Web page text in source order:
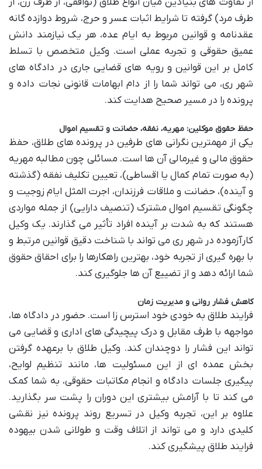
طرف مرد) گرفته تا شرایط اثبات عسر و حرج، شروط دوازده گانه
عقدنامه و قوانین مربوط به ایام عده، هر یک نیازمند دانش
عمیق حقوقی و تجربه عملی است. وکیل متخصص با تسلط
کامل بر این قوانین و رویه های قضایی جاری در دادگاه های
شهر ری، می تواند شما را از دام ابهامات قانونی نجات داده و
پرونده را در مسیر صحیح هدایت کند.
حفظ حقوق موکلین: مهریه، نفقه، حضانت و تقسیم اموال
یکی از مهمترین نگرانی های طرفین در پرونده های طلاق، حفظ
حقوق مالی و غیرمالی آن ها است. مسائلی چون مطالبه مهریه
(به صورت تمام کمال یا اقساطی)، تعیین تکلیف نفقه (گذشته
و آینده)، حضانت و ملاقات فرزندان، اجرت المثل ایام زوجیت و
چگونگی تقسیم اموال مشترک (تنصیف دارایی) از جمله مواردی
هستند که به شدت بر آینده افراد تأثیر می گذارند. یک وکیل
کارآزموده در شهر ری می تواند با شناخت دقیق قوانین مرتبط و
با بهره گیری از تجربه خود، بهترین راهکارها را برای احقاق حقوق
شما ارائه دهد و از تضییع آن ها جلوگیری کند.
کاهش فشار روانی و مدیریت زمان
فرایند طلاق به خودی خود استرس زا است. حضور در دادگاه ها،
مواجهه با طرف مقابل و درک پیچیدگی های اداری و قضایی می
تواند این فشار را دوچندان کند. وکیل طلاق با برعهده گرفتن
بخش عمده ای از این مسئولیت ها، مانند تنظیم لوایح،
پیگیری جلسات دادگاه و انجام مکاتبات حقوقی، به شما کمک
می کند تا با آرامش بیشتری این دوران را پشت سر بگذارید.
علاوه بر این، تجربه وکیل در تسریع روند پرونده نیز نقشی
کلیدی دارد و می تواند از اتلاف وقت و طولانی شدن بیهوده
فرایند طلاق پیشگیری کند.